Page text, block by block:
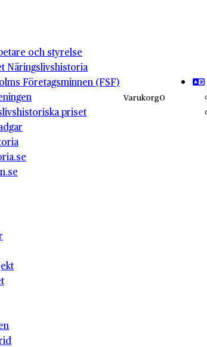
och styrelse
Näringslivshistoria
Företagsminnen (FSF)
priset
Varukorg0